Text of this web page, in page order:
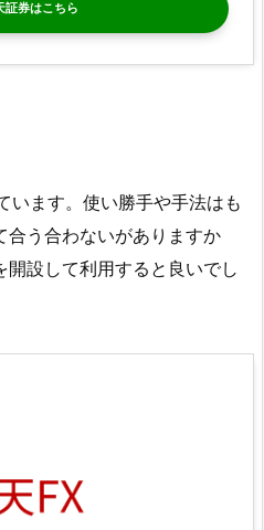
証券
います。使い勝手や手法はも
合う合わないがありますか
設して利用すると良いでし